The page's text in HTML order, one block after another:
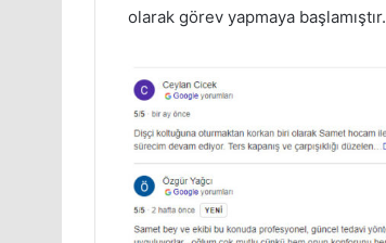
olarak görev yapmaya başlamıştır.